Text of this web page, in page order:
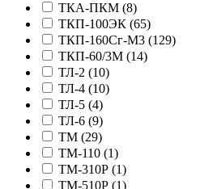
ТКА-ПКМ (8)
ТКП-100ЭК (65)
ТКП-160Сг-М3 (129)
ТКП-60/3М (14)
ТЛ-2 (10)
ТЛ-4 (10)
ТЛ-5 (4)
ТЛ-6 (9)
ТМ (29)
ТМ-110 (1)
ТМ-310Р (1)
ТМ-510Р (1)